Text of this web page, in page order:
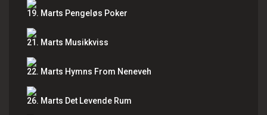
19. Marts Pengeløs Poker
21. Marts Musikkviss
22. Marts Hymns From Neneveh
26. Marts Det Levende Rum